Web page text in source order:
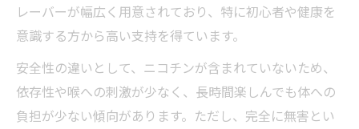
レーバーが幅広く用意されており、特に初心者や健康を
意識する方から高い支持を得ています。
安全性の違いとして、ニコチンが含まれていないため、
依存性や喉への刺激が少なく、長時間楽しんでも体への
負担が少ない傾向があります。ただし、完全に無害とい